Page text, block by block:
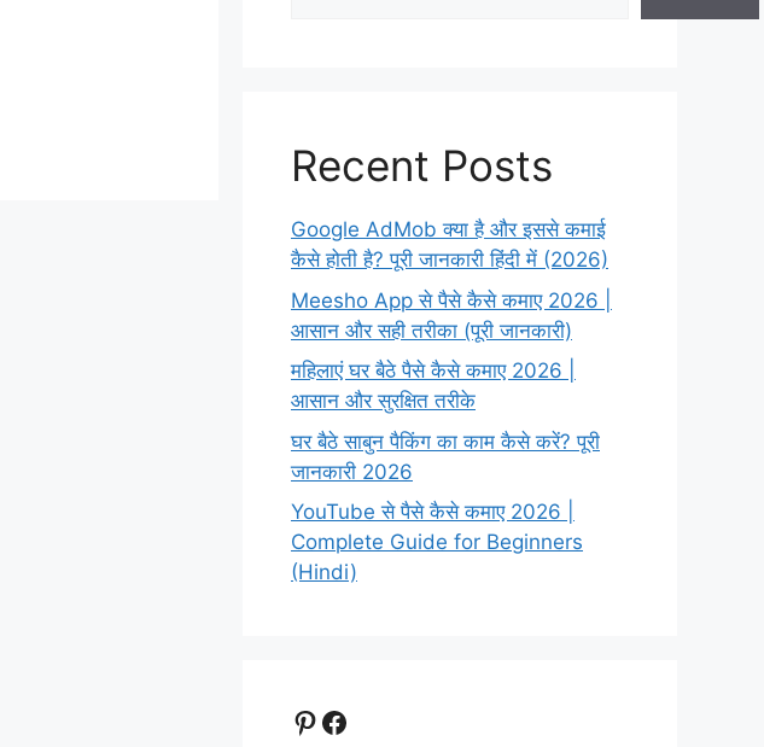
Recent Posts
Google AdMob क्या है और इससे कमाई
कैसे होती है? पूरी जानकारी हिंदी में (2026)
Meesho App से पैसे कैसे कमाए 2026 |
आसान और सही तरीका (पूरी जानकारी)
महिलाएं घर बैठे पैसे कैसे कमाए 2026 |
आसान और सुरक्षित तरीके
घर बैठे साबुन पैकिंग का काम कैसे करें? पूरी
जानकारी 2026
YouTube से पैसे कैसे कमाए 2026 |
Complete Guide for Beginners
(Hindi)
Pinterest
Facebook